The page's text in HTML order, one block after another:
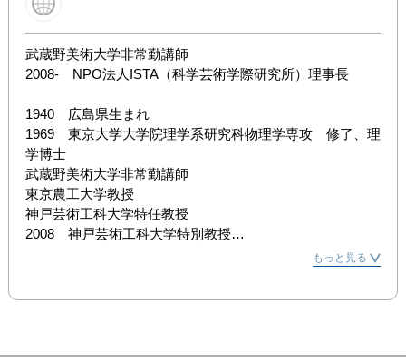
武蔵野美術大学非常勤講師
2008-　NPO法人ISTA（科学芸術学際研究所）理事長
1940　広島県生まれ
1969　東京大学大学院理学系研究科物理学専攻　修了、理
学博士
武蔵野美術大学非常勤講師
東京農工大学教授
神戸芸術工科大学特任教授
2008　神戸芸術工科大学特別教授
NPO法人・科学芸術研究所（ISTA）理事長
もっと見る